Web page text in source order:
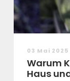
03 Mai
Warum
Haus